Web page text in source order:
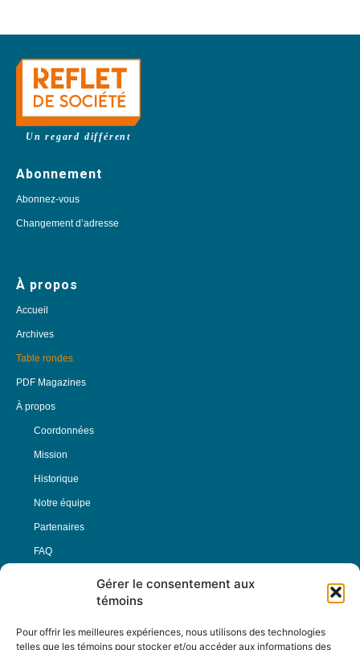
Gérer le consentement aux
témoins
Pour offrir les meilleures expériences, nous utilisons des technologies
telles que les témoins pour stocker et/ou accéder aux informations des
Un regard différent
Abonnement
Abonnez-vous
Changement d’adresse
À propos
Accueil
Archives
Table rondes
PDF Magazines
À propos
Coordonnées
Mission
Historique
Notre équipe
Partenaires
FAQ